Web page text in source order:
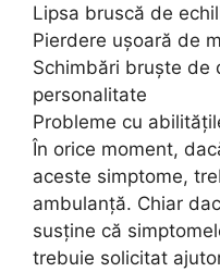
Lipsa bruscă de
Pierdere ușoară de
Schimbări bruște de
personalitate
Probleme cu
În orice moment,
aceste simptome,
ambulanță. Chiar
susține că
trebuie solicitat